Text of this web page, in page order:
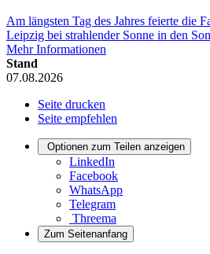
Am längsten Tag des Jahres feierte die
Leipzig bei strahlender Sonne in den
Mehr Informationen
Stand
07.08.2026
Seite drucken
Seite empfehlen
Optionen zum Teilen anzeigen
LinkedIn
Facebook
WhatsApp
Telegram
Threema
Zum Seitenanfang